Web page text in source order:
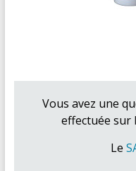
Vous avez une
effectuée sur
Le